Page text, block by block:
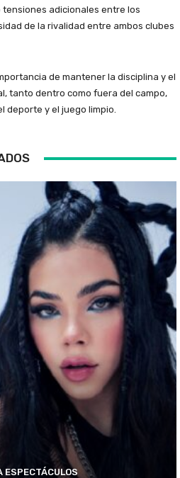
adicionales entre los
de la rivalidad entre ambos clubes
de mantener la disciplina y el
tanto dentro como fuera del campo,
deporte y el juego limpio.
ESPECTÁCULOS